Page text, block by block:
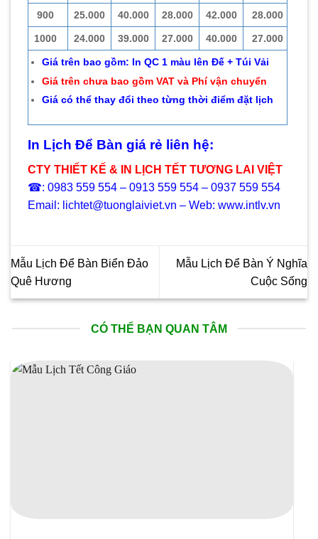
900 25.000 40.000 28.000 42.000 28.000
1000 24.000 39.000 27.000 40.000 27.000
Giá trên bao gồm: In QC 1 màu lên Đế + Túi Vải
Giá trên chưa bao gồm VAT và Phí vận chuyển
Giá có thể thay đổi theo từng thời điểm đặt lịch
In Lịch Để Bàn giá rẻ liên hệ:
CTY THIẾT KẾ & IN LỊCH TẾT TƯƠNG LAI VIỆT
☎: 0983 559 554 – 0913 559 554 – 0937 559 554
Email: lichtet@tuonglaiviet.vn – Web: www.intlv.vn
Mẫu Lịch Để Bàn Biển Đảo
Quê Hương
Mẫu Lịch Để Bàn Ý Nghĩa
Cuộc Sống
CÓ THỂ BẠN QUAN TÂM